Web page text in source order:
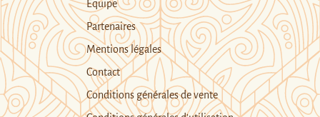
Equipe
Partenaires
Mentions légales
Contact
Conditions générales de vente